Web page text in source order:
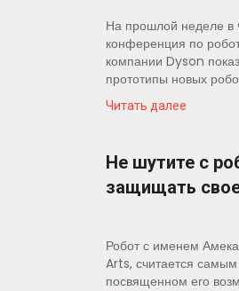
На прошлой неделе
конференция по
компании Dyson
прототипы новых
Читать далее
Не шутите с
защищать
Робот с именем
Arts, считается
посвященном его